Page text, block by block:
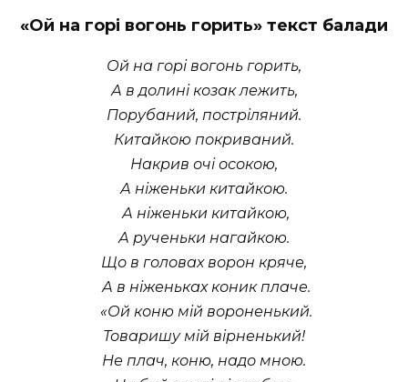
«Ой на горі вогонь горить» текст балади
Ой на горi вогонь горить,
А в долинi козак лежить,
Порубаний, пострiляний.
Китайкою покриваний.
Накрив очi осокою,
А нiженьки китайкою.
А нiженьки китайкою,
А рученьки нагайкою.
Що в головах ворон кряче,
А в нiженьках коник плаче.
Ой коню мiй вороненький.
Товаришу мiй вiрненький!
Не плач, коню, надо мною.